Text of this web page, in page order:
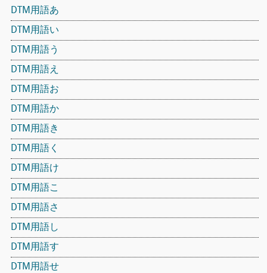
DTM用語あ
DTM用語い
DTM用語う
DTM用語え
DTM用語お
DTM用語か
DTM用語き
DTM用語く
DTM用語け
DTM用語こ
DTM用語さ
DTM用語し
DTM用語す
DTM用語せ